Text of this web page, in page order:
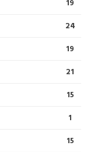
19
24
19
21
15
1
15